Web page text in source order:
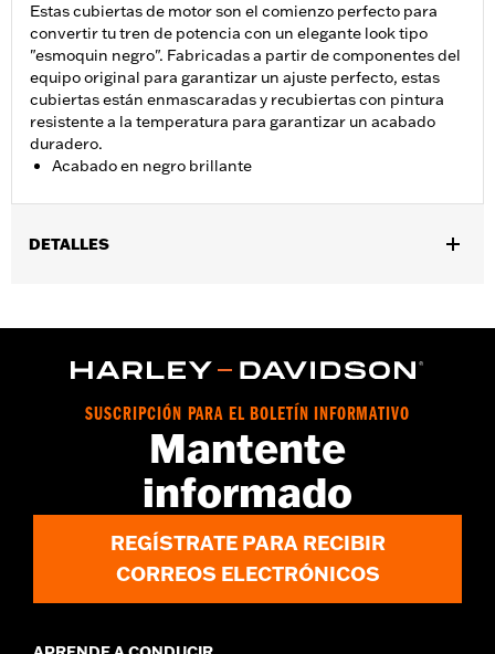
Estas cubiertas de motor son el comienzo perfecto para
convertir tu tren de potencia con un elegante look tipo
"esmoquin negro". Fabricadas a partir de componentes del
equipo original para garantizar un ajuste perfecto, estas
cubiertas están enmascaradas y recubiertas con pintura
resistente a la temperatura para garantizar un acabado
duradero.
Acabado en negro brillante
DETALLES
la cubierta primaria exterior de perfil estrecho N.º de pieza
25700385 o 25700438).
vinRequerido:false
1 year limited warranty – Go to
for full details
Removing and installing engine covers may require
purchase of new gaskets. See dealer for information.
SUSCRIPCIÓN PARA EL BOLETÍN INFORMATIVO
Mantente
informado
REGÍSTRATE PARA RECIBIR
CORREOS ELECTRÓNICOS